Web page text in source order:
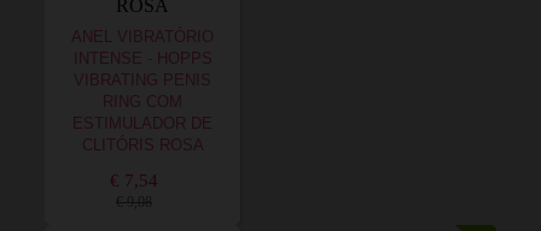
ANEL VIBRATÓRIO
INTENSE - HOPPS
VIBRATING PENIS
RING COM
ESTIMULADOR DE
CLITÓRIS ROSA
€ 7,54
€ 9,08